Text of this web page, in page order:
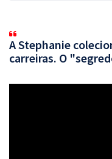
A Stephanie
carreiras. O